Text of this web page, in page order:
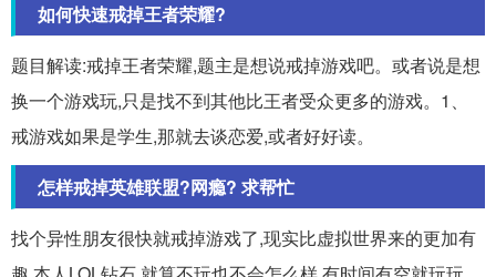
如何快速戒掉王者荣耀?
题目解读:戒掉王者荣耀,题主是想说戒掉游戏吧。或者说是想
换一个游戏玩,只是找不到其他比王者受众更多的游戏。1、
戒游戏如果是学生,那就去谈恋爱,或者好好读。
怎样戒掉英雄联盟?网瘾? 求帮忙
找个异性朋友很快就戒掉游戏了,现实比虚拟世界来的更加有